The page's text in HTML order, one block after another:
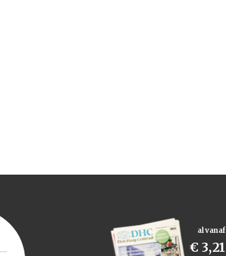
al vanaf
€ 3,21